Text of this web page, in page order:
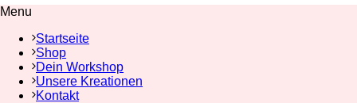
Menu
Startseite
Shop
Dein Workshop
Unsere Kreationen
Kontakt